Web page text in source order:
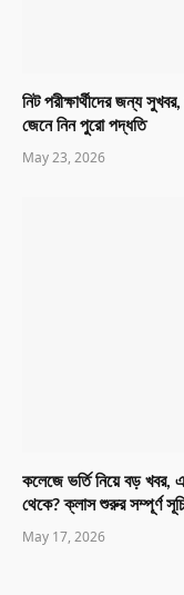
নিট পরীক্ষার্থীদের জন্য
জেনে নিন পুরো পদ্ধতি
May 23, 2026
কলেজে ভর্তি নিয়ে বড় খবর,
থেকে? ক্লাস শুরুর সম্পূর্ণ
May 17, 2026